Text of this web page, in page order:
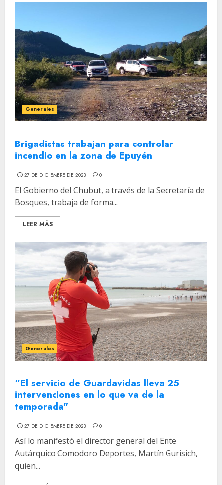
Generales
Brigadistas trabajan para controlar
incendio en la zona de Epuyén
27 DE DICIEMBRE DE 2023 0
El Gobierno del Chubut, a través de la Secretaría de
Bosques, trabaja de forma...
LEER MÁS
Generales
“El servicio de Guardavidas lleva 25
intervenciones en lo que va de la
temporada”
27 DE DICIEMBRE DE 2023 0
Así lo manifestó el director general del Ente
Autárquico Comodoro Deportes, Martín Gurisich,
quien...